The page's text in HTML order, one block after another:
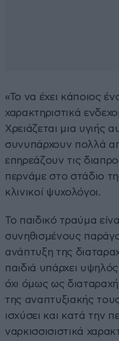
«Το να έχει κάποιος
χαρακτηριστικά
Χρειάζεται μια υγιής
συνυπάρχουν πολλά
επηρεάζουν τις
περνάμε στο στάδιο
κλινικοί ψυχολόγοι.
Το παιδικό τραύμα
συνηθισμένους
ανάπτυξη της
παιδιά υπάρχει
όχι όμως ως
της αναπτυξιακής
ισχύσει και κατά την
ναρκισσισιστικά